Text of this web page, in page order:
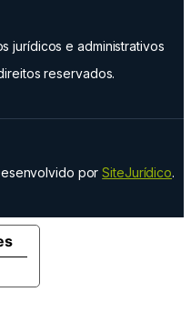
jurídicos e administrativos
reservados.
porSiteJurídico.